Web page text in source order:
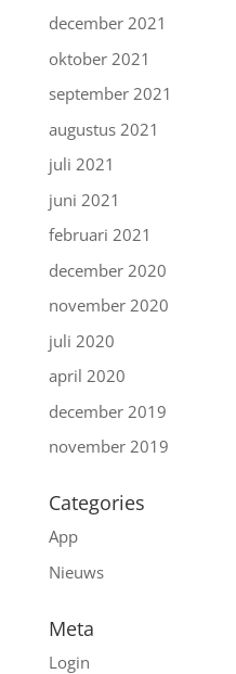
december 2021
oktober 2021
september 2021
augustus 2021
juli 2021
juni 2021
februari 2021
december 2020
november 2020
juli 2020
april 2020
december 2019
november 2019
Categories
App
Nieuws
Meta
Login